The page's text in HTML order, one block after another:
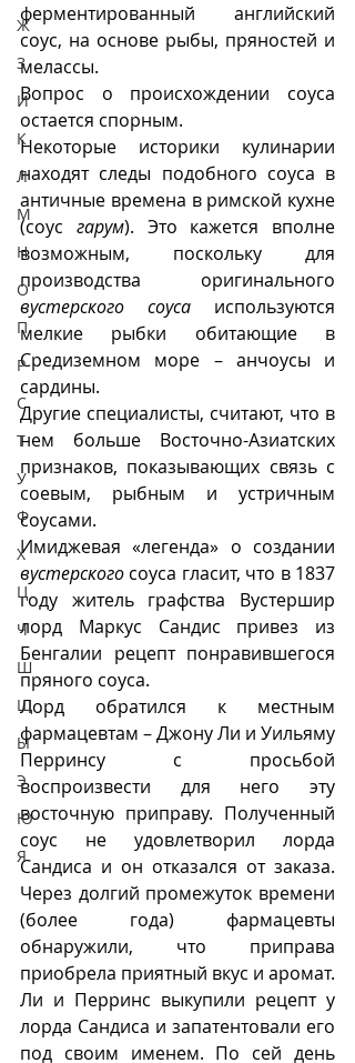
Ж
З
И
К
Л
М
Н
О
П
Р
С
Т
У
Ф
Х
Ц
Ч
Ш
Щ
Ы
Э
Ю
Я
ферментированный английский
соус, на основе рыбы, пряностей и
мелассы.
Вопрос о происхождении соуса
остается спорным.
Некоторые историки кулинарии
находят следы подобного соуса в
античные времена в римской кухне
(соус гарум). Это кажется вполне
возможным, поскольку для
вустерского соуса используются
мелкие рыбки обитающие в
Средиземном море – анчоусы и
сардины.
Другие специалисты, считают, что в
нем больше Восточно-Азиатских
признаков, показывающих связь с
соевым, рыбным и устричным
соусами.
вустерского соуса гласит, что в 1837
году житель графства Вустершир
лорд Маркус Сандис привез из
Бенгалии рецепт понравившегося
пряного соуса.
Лорд обратился к местным
фармацевтам – Джону Ли и Уильяму
Перринсу с просьбой
воспроизвести для него эту
восточную приправу. Полученный
соус не удовлетворил лорда
Сандиса и он отказался от заказа.
Через долгий промежуток времени
(более года) фармацевты
обнаружили, что приправа
приобрела приятный вкус и аромат.
Ли и Перринс выкупили рецепт у
лорда Сандиса и запатентовали его
под своим именем. По сей день